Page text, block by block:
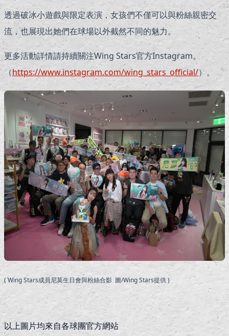
透過破冰小遊戲與限定表演，女孩們不僅可以與粉絲親密交
流，也展現出她們在球場以外截然不同的魅力。
更多活動詳情請持續關注Wing Stars官方Instagram。
（https://www.instagram.com/wing_stars_official/）。
( Wing Stars成員尼莫生日會與粉絲合影 圖/Wing Stars提供 )
以上圖片均來自各球團官方網站